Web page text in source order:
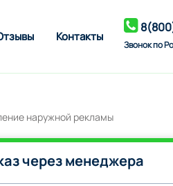
Контакты
Звонок по
через менеджера